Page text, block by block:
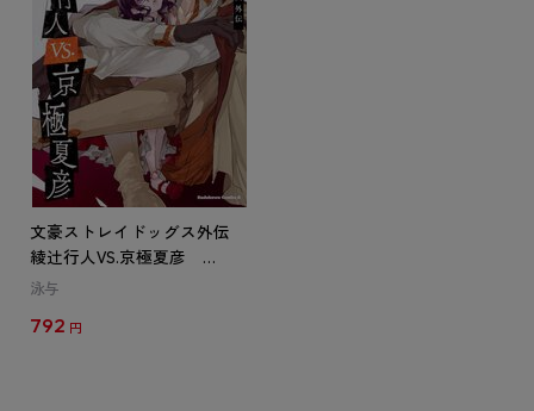
文豪ストレイドッグス外伝
綾辻行人VS.京極夏彦
（１）
泳与
792 円